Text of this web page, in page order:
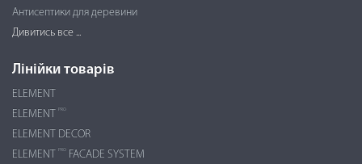
Антисептики для деревини
Дивитись все ...
Лінійки товарів
ELEMENT
ELEMENT
PRO
ELEMENT DECOR
ELEMENT
PRO
FACADE SYSTEM